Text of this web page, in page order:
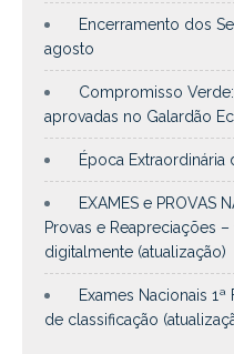
Encerramento dos
agosto
Compromisso Verde:
aprovadas no Galardão
Época Extraordinária
EXAMES e PROVAS
Provas e Reapreciações –
digitalmente (atualização)
Exames Nacionais
de classificação